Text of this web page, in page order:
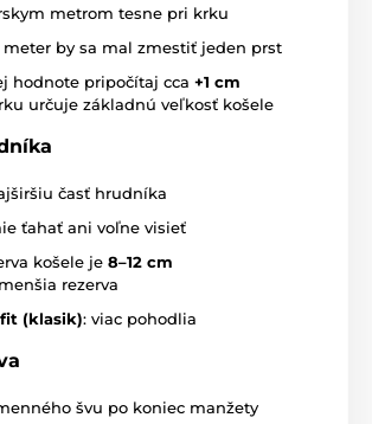
metrom tesne pri krku
meter by sa mal zmestiť jeden prst
hodnote pripočítaj cca +1 cm
určuje základnú veľkosť košele
časť hrudníka
ťahať ani voľne visieť
košele je 8–12 cm
rezerva
(klasik): viac pohodlia
švu po koniec manžety